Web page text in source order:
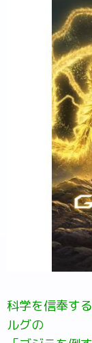
科学を信奉す
ルグの